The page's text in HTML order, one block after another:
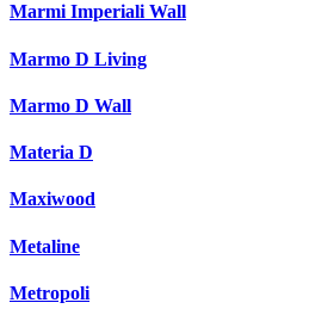
Marmi Imperiali Wall
Marmo D Living
Marmo D Wall
Materia D
Maxiwood
Metaline
Metropoli